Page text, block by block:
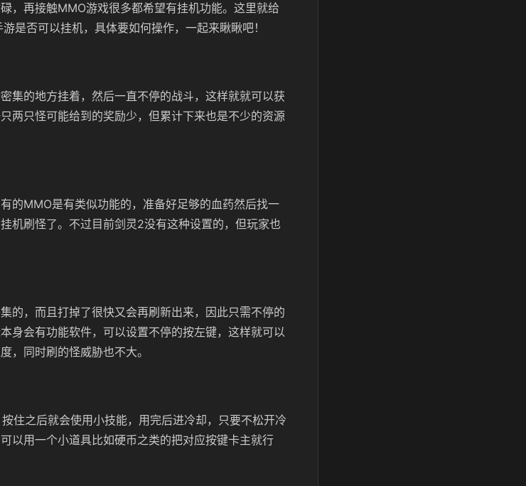
，再接触MMO游戏很多都希望有挂机功能。这里就给
是否可以挂机，具体要如何操作，一起来瞅瞅吧！
集的地方挂着，然后一直不停的战斗，这样就就可以获
两只怪可能给到的奖励少，但累计下来也是不少的资源
的MMO是有类似功能的，准备好足够的血药然后找一
机刷怪了。不过目前剑灵2没有这种设置的，但玩家也
的，而且打掉了很快又会再刷新出来，因此只需不停的
身会有功能软件，可以设置不停的按左键，这样就可以
，同时刷的怪威胁也不大。
住之后就会使用小技能，用完后进冷却，只要不松开冷
以用一个小道具比如硬币之类的把对应按键卡主就行